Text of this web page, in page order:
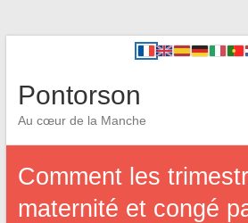
Pontorson
Au cœur de la Manche
Comment les
maternité et congé